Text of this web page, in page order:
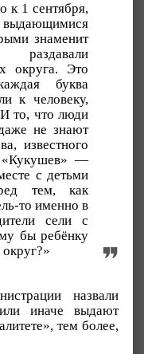
к 1 сентября,
знаменит
округа. Это
буква
к человеку,
то, что люди
не знают
известного
«Кукушев» —
с детьми
тем, как
то именно в
сели с
бы ребёнку
назвали
иначе выдают
тем более,